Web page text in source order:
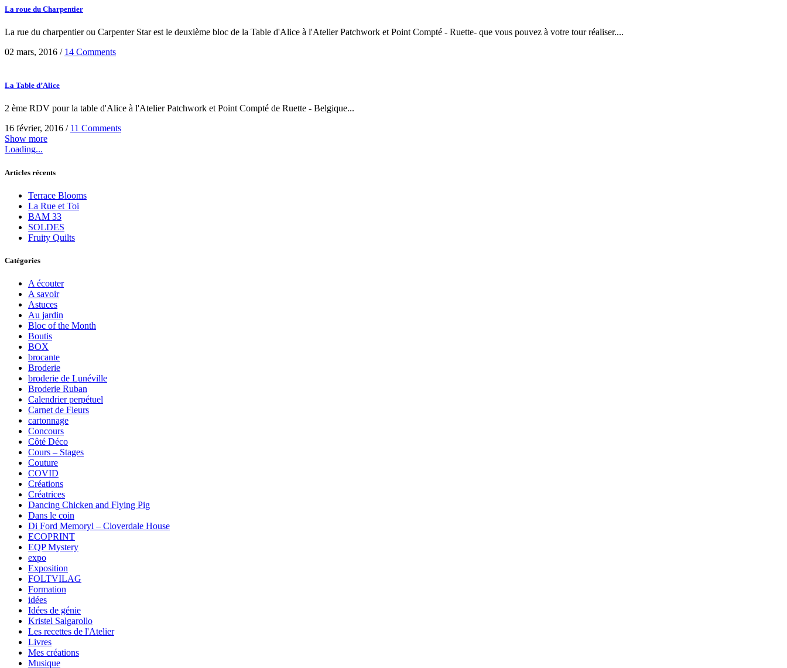
La roue du Charpentier
La rue du charpentier ou Carpenter Star est le deuxième bloc de la Table d'Alice à l'Atelier Patchwork et Point Compté - Ruette- que vous pouvez à votre tour réaliser....
02 mars, 2016 / 14 Comments
La Table d’Alice
2 ème RDV pour la table d'Alice à l'Atelier Patchwork et Point Compté de Ruette - Belgique...
16 février, 2016 / 11 Comments
Show more
Loading...
Articles récents
Terrace Blooms
La Rue et Toi
BAM 33
SOLDES
Fruity Quilts
Catégories
A écouter
A savoir
Astuces
Au jardin
Bloc of the Month
Boutis
BOX
brocante
Broderie
broderie de Lunéville
Broderie Ruban
Calendrier perpétuel
Carnet de Fleurs
cartonnage
Concours
Côté Déco
Cours – Stages
Couture
COVID
Créations
Créatrices
Dancing Chicken and Flying Pig
Dans le coin
Di Ford Memoryl – Cloverdale House
ECOPRINT
EQP Mystery
expo
Exposition
FOLTVILAG
Formation
idées
Idées de génie
Kristel Salgarollo
Les recettes de l'Atelier
Livres
Mes créations
Musique